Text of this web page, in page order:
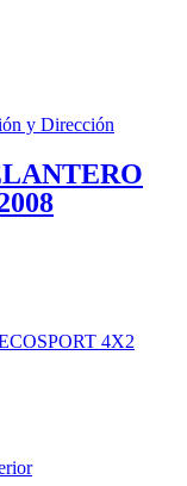
y Dirección
4X2